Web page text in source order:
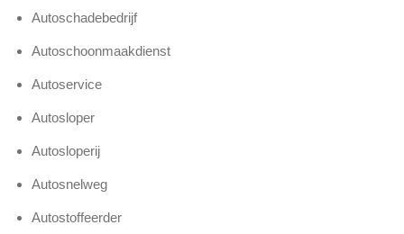
Autoschadebedrijf
Autoschoonmaakdienst
Autoservice
Autosloper
Autosloperij
Autosnelweg
Autostoffeerder